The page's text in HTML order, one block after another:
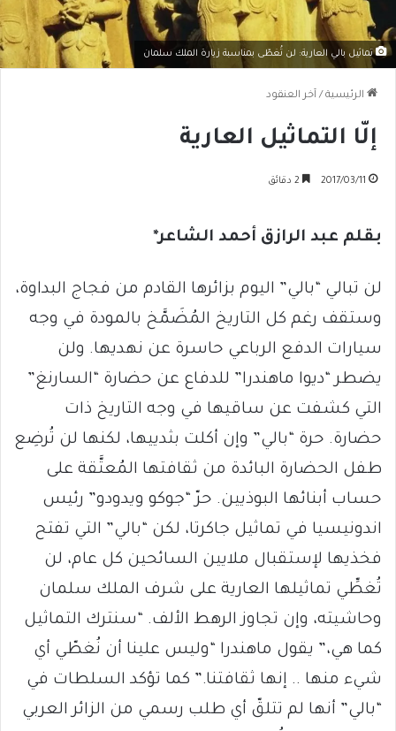
تماثيل بالي العارية: لن تُغطّى بمناسبة زيارة الملك سلمان
الرئيسية / آخر العنقود
إلّا التماثيل العارية
2017/03/11
بقلم عبد الرازق أحمد الشاعر*
لن تبالي “بالي” اليوم بزائرها القادم من فجاج البداوة،
وستقف رغم كل التاريخ المُضَمَّخ بالمودة في وجه
سيارات الدفع الرباعي حاسرة عن نهديها. ولن
يضطر “ديوا ماهندرا” للدفاع عن حضارة “السارنغ”
التي كشفت عن ساقيها في وجه التاريخ ذات
حضارة. حرة “بالي” وإن أكلت بثدييها، لكنها لن تُرضِع
طفل الحضارة البائدة من ثقافتها المُعتَّقة على
حساب أبنائها البوذيين. حرّ “جوكو ويدودو” رئيس
اندونيسيا في تماثيل جاكرتا، لكن “بالي” التي تفتح
فخذيها لإستقبال ملايين السائحين كل عام، لن
تُغطِّي تماثيلها العارية على شرف الملك سلمان
وحاشيته، وإن تجاوز الرهط الألف. “سنترك التماثيل
كما هي،” يقول ماهندرا “وليس علينا أن نُغطّي أي
شيء منها .. إنها ثقافتنا.” كما تؤكد السلطات في
“بالي” أنها لم تتلقّ أي طلب رسمي من الزائر العربي